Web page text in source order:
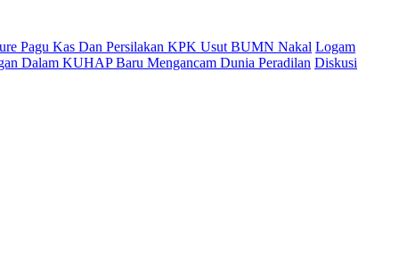
Pagu Kas Dan Persilakan KPK Usut BUMN Nakal Logam
Dalam KUHAP Baru Mengancam Dunia Peradilan Diskusi